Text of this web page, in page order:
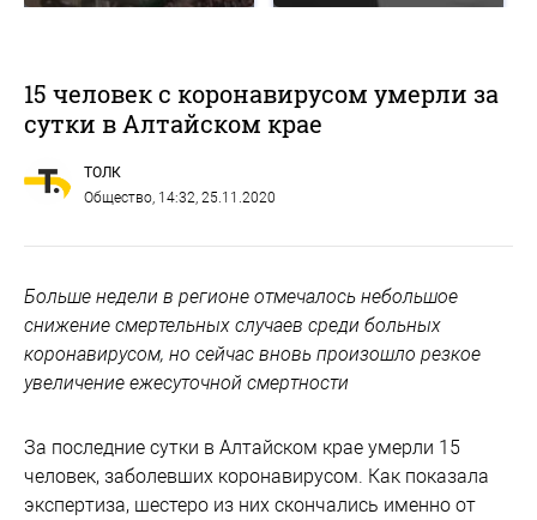
15 человек с коронавирусом умерли за
сутки в Алтайском крае
ТОЛК
Общество , 14:32, 25.11.2020
Больше недели в регионе отмечалось небольшое
снижение смертельных случаев среди больных
коронавирусом, но сейчас вновь произошло резкое
увеличение ежесуточной смертности
За последние сутки в Алтайском крае умерли 15
человек, заболевших коронавирусом. Как показала
экспертиза, шестеро из них скончались именно от